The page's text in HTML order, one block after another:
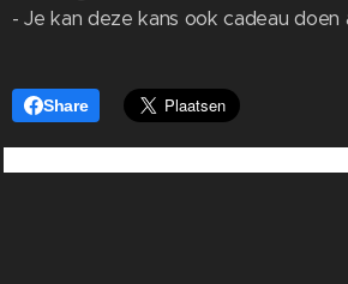
- Je kan deze kans ook cadeau doen
Share